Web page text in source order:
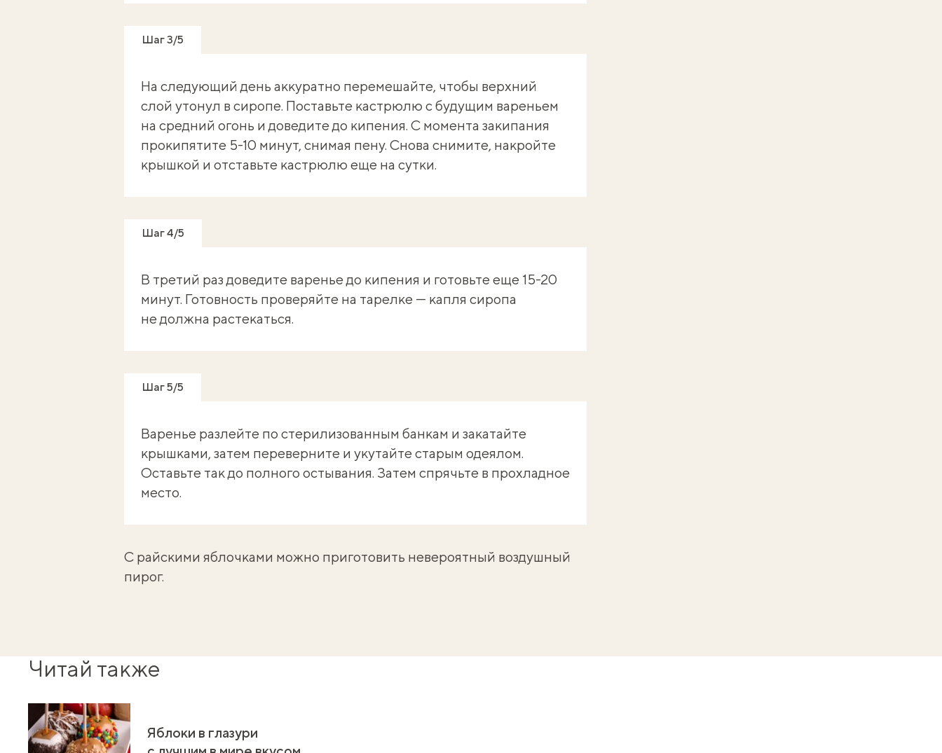
Шаг 3/5
На следующий день аккуратно перемешайте, чтобы верхний
слой утонул в сиропе. Поставьте кастрюлю с будущим вареньем
на средний огонь и доведите до кипения. С момента закипания
прокипятите 5-10 минут, снимая пену. Снова снимите, накройте
крышкой и отставьте кастрюлю еще на сутки.
Шаг 4/5
В третий раз доведите варенье до кипения и готовьте еще 15-20
минут. Готовность проверяйте на тарелке — капля сиропа
не должна растекаться.
Шаг 5/5
Варенье разлейте по стерилизованным банкам и закатайте
крышками, затем переверните и укутайте старым одеялом.
Оставьте так до полного остывания. Затем спрячьте в прохладное
место.
С райскими яблочками можно приготовить невероятный воздушный
пирог.
Читай также
Яблоки в глазури